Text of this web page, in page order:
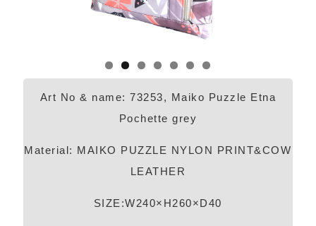
Art No & name: 73253, Maiko Puzzle Etna
Pochette grey
Material: MAIKO PUZZLE NYLON PRINT&COW
LEATHER
SIZE:W240×H260×D40